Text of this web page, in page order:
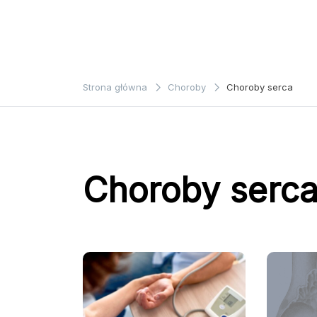
Strona główna Choroby Choroby serca
Choroby